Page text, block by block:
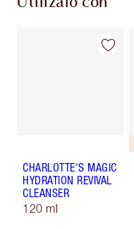
CHARLOTTE'S MAGIC
HYDRATION REVIVAL
CLEANSER
120 ml